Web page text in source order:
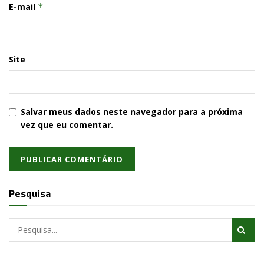
E-mail *
Site
Salvar meus dados neste navegador para a próxima
vez que eu comentar.
Pesquisa